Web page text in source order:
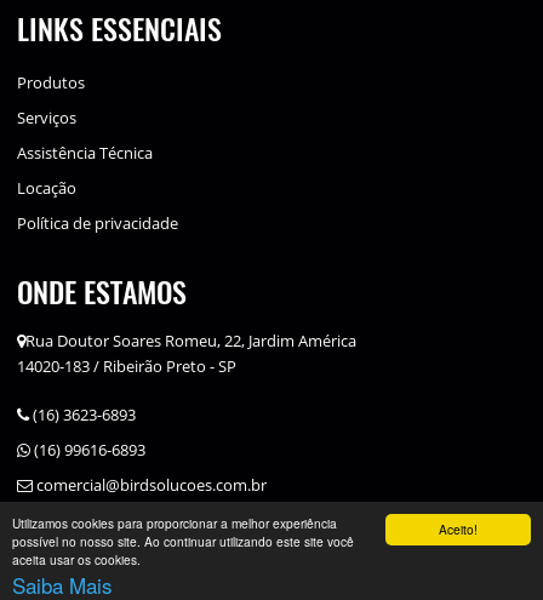
Aceito!
Utilizamos cookies para proporcionar a melhor experiência
possível no nosso site. Ao continuar utilizando este site você
aceita usar os cookies.
Saiba Mais
LINKS ESSENCIAIS
Produtos
Serviços
Assistência Técnica
Locação
Política de privacidade
ONDE ESTAMOS
Rua Doutor Soares Romeu, 22, Jardim América
14020-183 / Ribeirão Preto - SP
(16) 3623-6893
(16) 99616-6893
comercial@birdsolucoes.com.br